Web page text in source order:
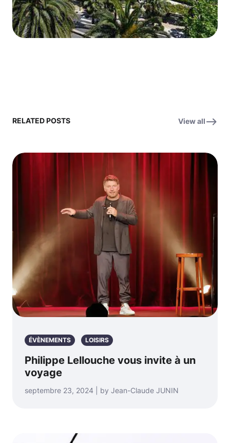
RELATED POSTS View all
ÉVÈNEMENTS LOISIRS
Philippe Lellouche vous invite à un
voyage
septembre 23, 2024 | by Jean-Claude JUNIN